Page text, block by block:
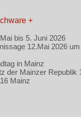
+
Mai bis 5. Juni 2026
12.Mai 2026
in Mainz
der Mainzer Republik
Mainz